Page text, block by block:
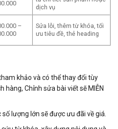
dịch vụ
–
Sửa lỗi, thêm từ khóa, tối
ưu tiêu đề, thẻ heading
khảo và có thể thay đổi tùy
hàng, Chỉnh sửa bài viết sẽ MIỄN
lượng lớn sẽ được ưu đãi về giá.